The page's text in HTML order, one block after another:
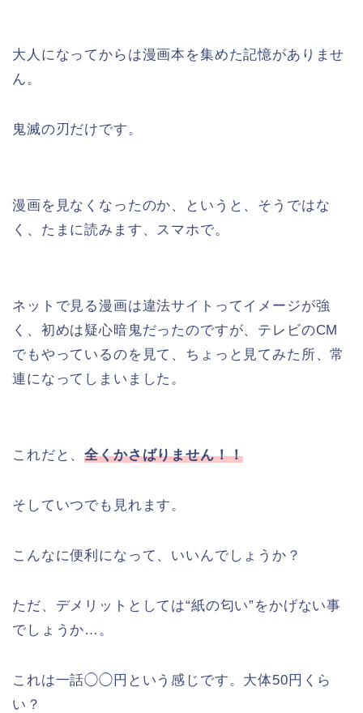
大人になってからは漫画本を集めた記憶がありませ
ん。
鬼滅の刃だけです。
漫画を見なくなったのか、というと、そうではな
く、たまに読みます、スマホで。
ネットで見る漫画は違法サイトってイメージが強
く、初めは疑心暗鬼だったのですが、テレビのCM
でもやっているのを見て、ちょっと見てみた所、常
連になってしまいました。
これだと、全くかさばりません！！
そしていつでも見れます。
こんなに便利になって、いいんでしょうか？
ただ、デメリットとしては“紙の匂い”をかげない事
でしょうか…。
これは一話◯◯円という感じです。大体50円くら
い？